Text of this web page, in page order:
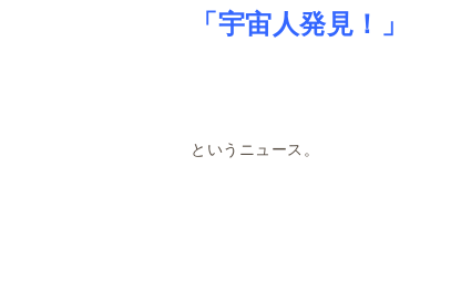
「宇宙人発見！」
というニュース。